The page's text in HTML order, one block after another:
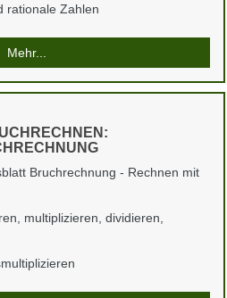
rationale Zahlen
Mehr...
Bruchrechnung - Rechnen mit
multiplizieren, dividieren,